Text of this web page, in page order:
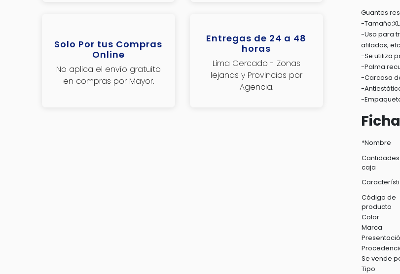
Solo Por tus Compras
Online
No aplica el envío gratuito
en compras por Mayor.
Entregas de 24 a 48
horas
Lima Cercado - Zonas
lejanas y Provincias por
Agencia.
TSP1702-
XL
cantidad
Guantes
-
-Uso para
afilados,
-Se utiliza
-Palma
-Carcasa
-
-
*Nombre
caja
Código de
producto
Color
Marca
Se vende
Tipo